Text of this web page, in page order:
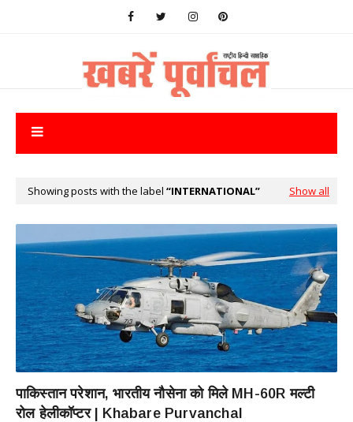
Showing posts with the label INTERNATIONAL Show all
पाकिस्तान परेशान, भारतीय नौसेना को मिले MH-60R मल्टी
रोल हेलीकॉप्टर | Khabare Purvanchal